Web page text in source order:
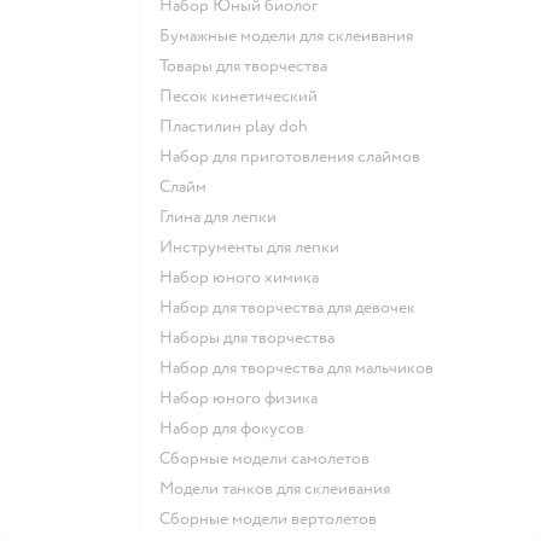
набор Юный биолог
Бумажные модели для склеивания
Товары для творчества
Песок кинетический
Пластилин play doh
Набор для приготовления слаймов
Слайм
Глина для лепки
Инструменты для лепки
Набор юного химика
Набор для творчества для девочек
Наборы для творчества
Набор для творчества для мальчиков
Набор юного физика
Набор для фокусов
Сборные модели самолетов
Модели танков для склеивания
Сборные модели вертолетов